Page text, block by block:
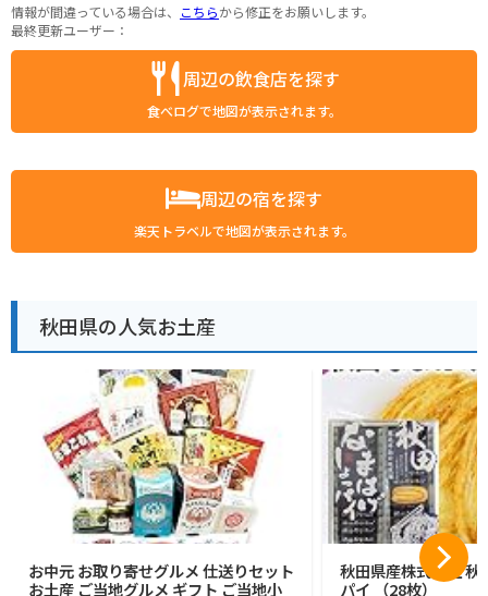
情報が間違っている場合は、 こちらから修正をお願いします。
最終更新ユーザー：
周辺の飲食店を探す
食べログで地図が表示されます。
周辺の宿を探す
楽天トラベルで地図が表示されます。
秋田県の人気お土産
お中元 お取り寄せグルメ 仕送りセット
お土産 ご当地グルメ ギフト ご当地小
秋田県産株式会社 秋
パイ （28枚）